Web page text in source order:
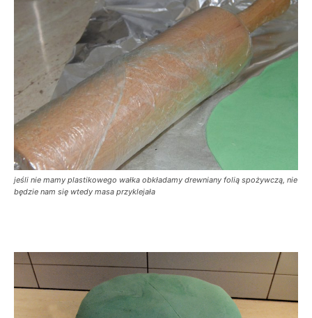
jeśli nie mamy plastikowego wałka obkładamy drewniany folią spożywczą, nie
będzie nam się wtedy masa przyklejała